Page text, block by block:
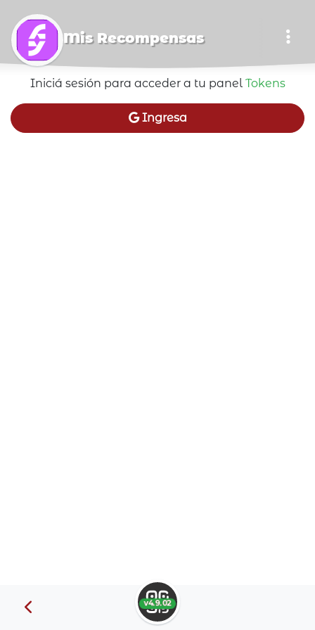
v4.9.02
Mis Recompensas
Iniciá sesión para acceder a tu panel Tokens
Ingresa